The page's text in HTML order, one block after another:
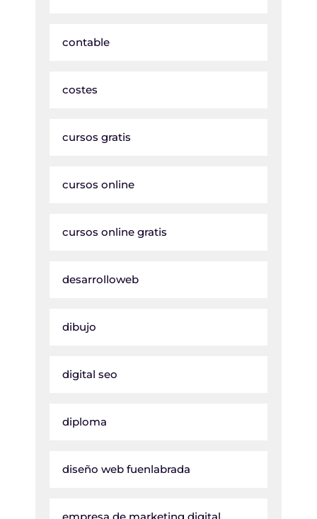
contable
costes
cursos gratis
cursos online
cursos online gratis
desarrolloweb
dibujo
digital seo
diploma
diseño web fuenlabrada